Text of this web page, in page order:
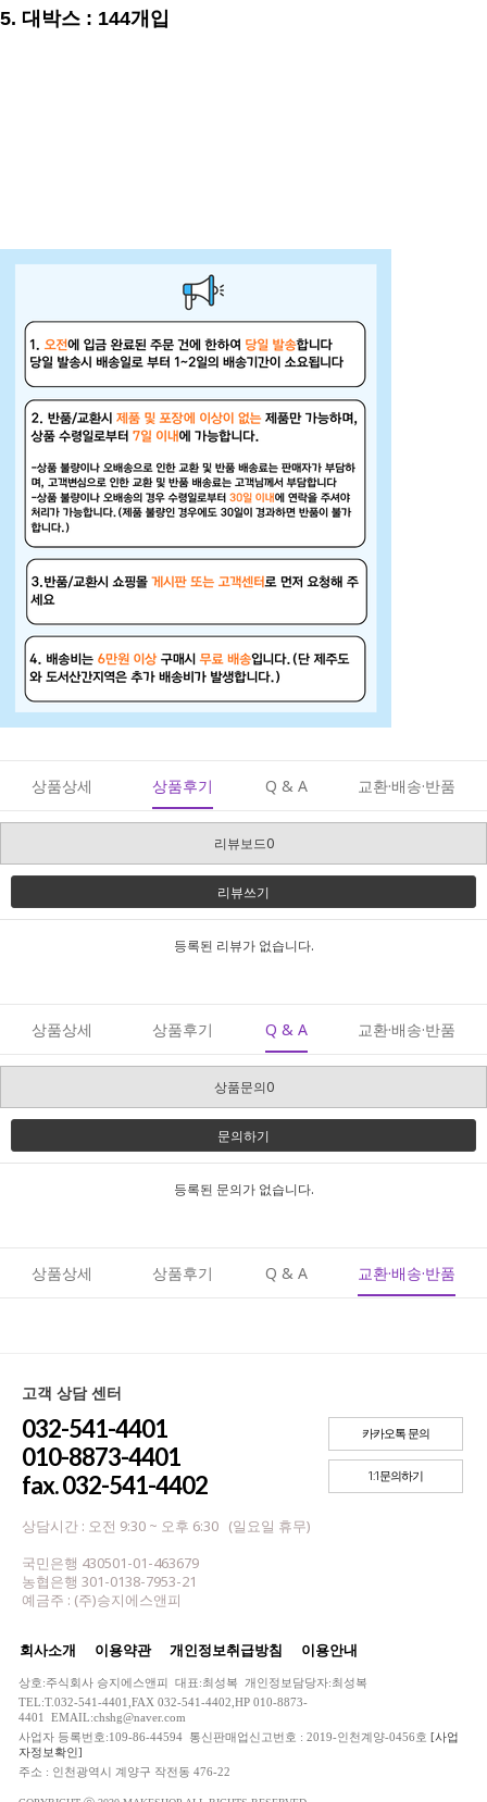
5. 대박스 : 144개입
상품상세 상품후기 Q & A 교환·배송·반품
리뷰보드0
리뷰쓰기
등록된 리뷰가 없습니다.
상품상세 상품후기 Q & A 교환·배송·반품
상품문의0
문의하기
등록된 문의가 없습니다.
상품상세 상품후기 Q & A 교환·배송·반품
고객 상담 센터
032-541-4401
010-8873-4401
fax. 032-541-4402
상담시간 : 오전 9:30 ~ 오후 6:30 (일요일 휴무)
국민은행 430501-01-463679
농협은행 301-0138-7953-21
예금주 : (주)승지에스앤피
카카오톡 문의
1:1문의하기
회사소개 이용약관 개인정보취급방침 이용안내
상호:주식회사 승지에스앤피 대표:최성복 개인정보담당자:최성복
TEL:T.032-541-4401,FAX 032-541-4402,HP 010-8873-
4401 EMAIL:chshg@naver.com
사업자 등록번호:109-86-44594 통신판매업신고번호 : 2019-인천계양-0456호 [사업
자정보확인]
주소 : 인천광역시 계양구 작전동 476-22